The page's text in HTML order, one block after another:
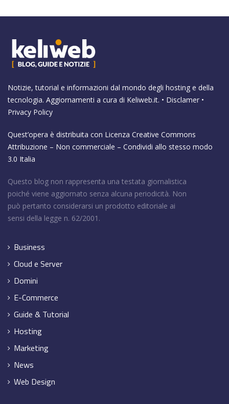
Notizie, tutorial e informazioni dal mondo degli hosting e della
tecnologia. Aggiornamenti a cura di Keliweb.it. • Disclamer •
Privacy Policy
Quest’opera è distribuita con Licenza Creative Commons
Attribuzione – Non commerciale – Condividi allo stesso modo
3.0 Italia
Questo blog non rappresenta una testata giornalistica
poiché viene aggiornato senza alcuna periodicità. Non
può pertanto considerarsi un prodotto editoriale ai
sensi della legge n. 62/2001.
Business
Cloud e Server
Domini
E-Commerce
Guide & Tutorial
Hosting
Marketing
News
Web Design